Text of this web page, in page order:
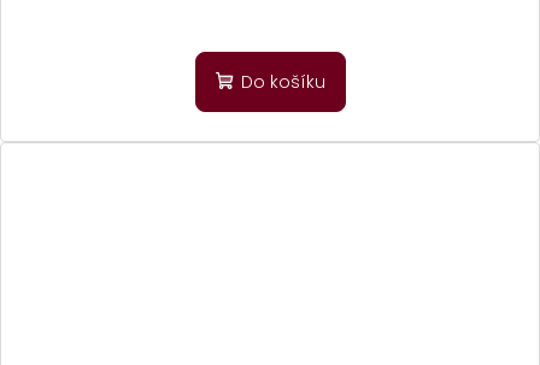
Do košíku